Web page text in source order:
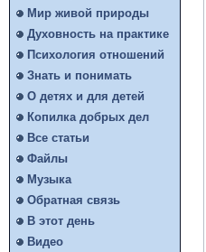
Мир живой природы
Духовность на практике
Психология отношений
Знать и понимать
О детях и для детей
Копилка добрых дел
Все статьи
Файлы
Музыка
Обратная связь
В этот день
Видео